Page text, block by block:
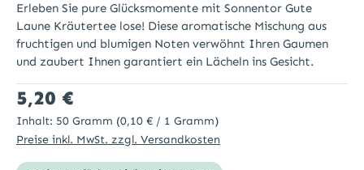
Erleben Sie pure Glücksmomente mit Sonnentor Gute
Laune Kräutertee lose! Diese aromatische Mischung aus
fruchtigen und blumigen Noten verwöhnt Ihren Gaumen
und zaubert Ihnen garantiert ein Lächeln ins Gesicht.
Regulärer Preis:
5,20 €
Inhalt: 50 Gramm (0,10 € / 1 Gramm)
Preise inkl. MwSt. zzgl. Versandkosten